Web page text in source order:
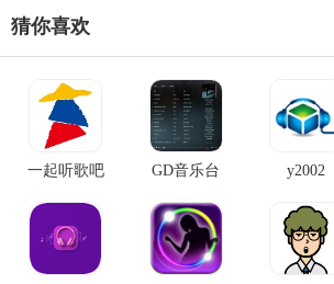
猜你喜欢
一起听歌吧 GD音乐台 y2002